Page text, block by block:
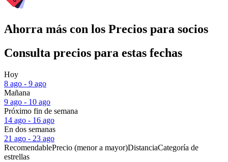
Ahorra más con los Precios para socios
Consulta precios para estas fechas
Hoy
8 ago - 9 ago
Mañana
9 ago - 10 ago
Próximo fin de semana
14 ago - 16 ago
En dos semanas
21 ago - 23 ago
RecomendablePrecio (menor a mayor)DistanciaCategoría de
estrellas